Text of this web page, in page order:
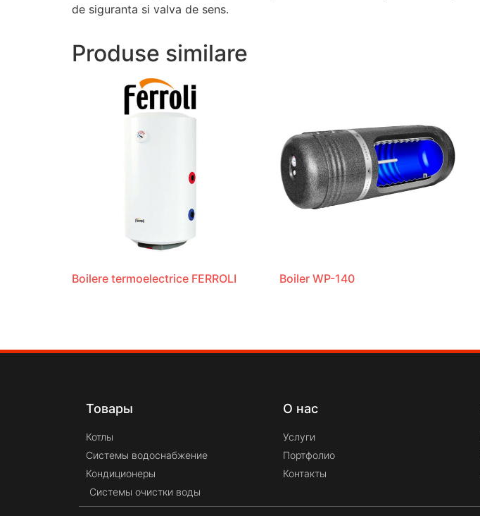
de siguranta si valva de sens.
Produse similare
Boilere termoelectrice FERROLI Boiler WP-140
Товары
Котлы
Системы водоснабжение
Кондиционеры
Системы очистки воды
О нас
Услуги
Портфолио
Контакты